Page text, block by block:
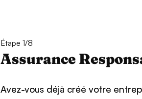
Étape 1/8
Assurance
Avez-vous déjà créé votre